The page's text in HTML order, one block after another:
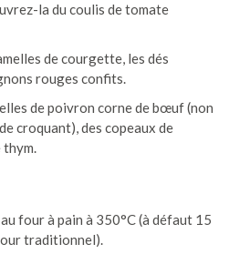
la du coulis de tomate
de courgette, les dés
rouges confits.
de poivron corne de bœuf (non
croquant), des copeaux de
thym.
four à pain à 350°C (à défaut 15
traditionnel).